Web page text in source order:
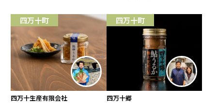
四万十町
四万十生産有限会社
四万十町
四万十郷